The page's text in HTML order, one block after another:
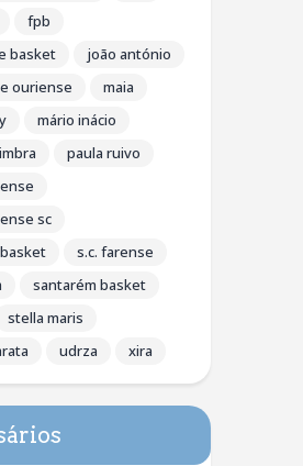
fpb
basket
joão antónio
ouriense
maia
mário inácio
paula ruivo
sc
s.c. farense
santarém basket
stella maris
udrza xira